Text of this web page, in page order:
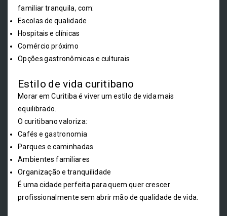
familiar tranquila, com:
Escolas de qualidade
Hospitais e clínicas
Comércio próximo
Opções gastronômicas e culturais
Estilo de vida curitibano
Morar em Curitiba é viver um estilo de vida mais
equilibrado.
O curitibano valoriza:
Cafés e gastronomia
Parques e caminhadas
Ambientes familiares
Organização e tranquilidade
É uma cidade perfeita para quem quer crescer
profissionalmente sem abrir mão de qualidade de vida.